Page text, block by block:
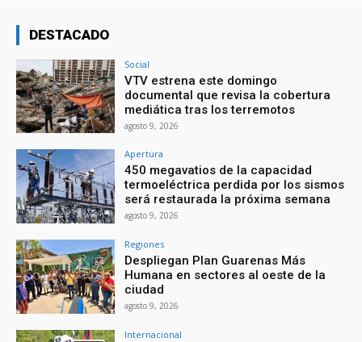
DESTACADO
Social
VTV estrena este domingo
documental que revisa la cobertura
mediática tras los terremotos
agosto 9, 2026
Apertura
450 megavatios de la capacidad
termoeléctrica perdida por los sismos
será restaurada la próxima semana
agosto 9, 2026
Regiones
Despliegan Plan Guarenas Más
Humana en sectores al oeste de la
ciudad
agosto 9, 2026
Internacional